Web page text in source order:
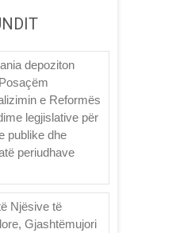
depoziton
e Reformës
legjislative për
publike dhe
periudhave
Njësive të
Gjashtëmujori